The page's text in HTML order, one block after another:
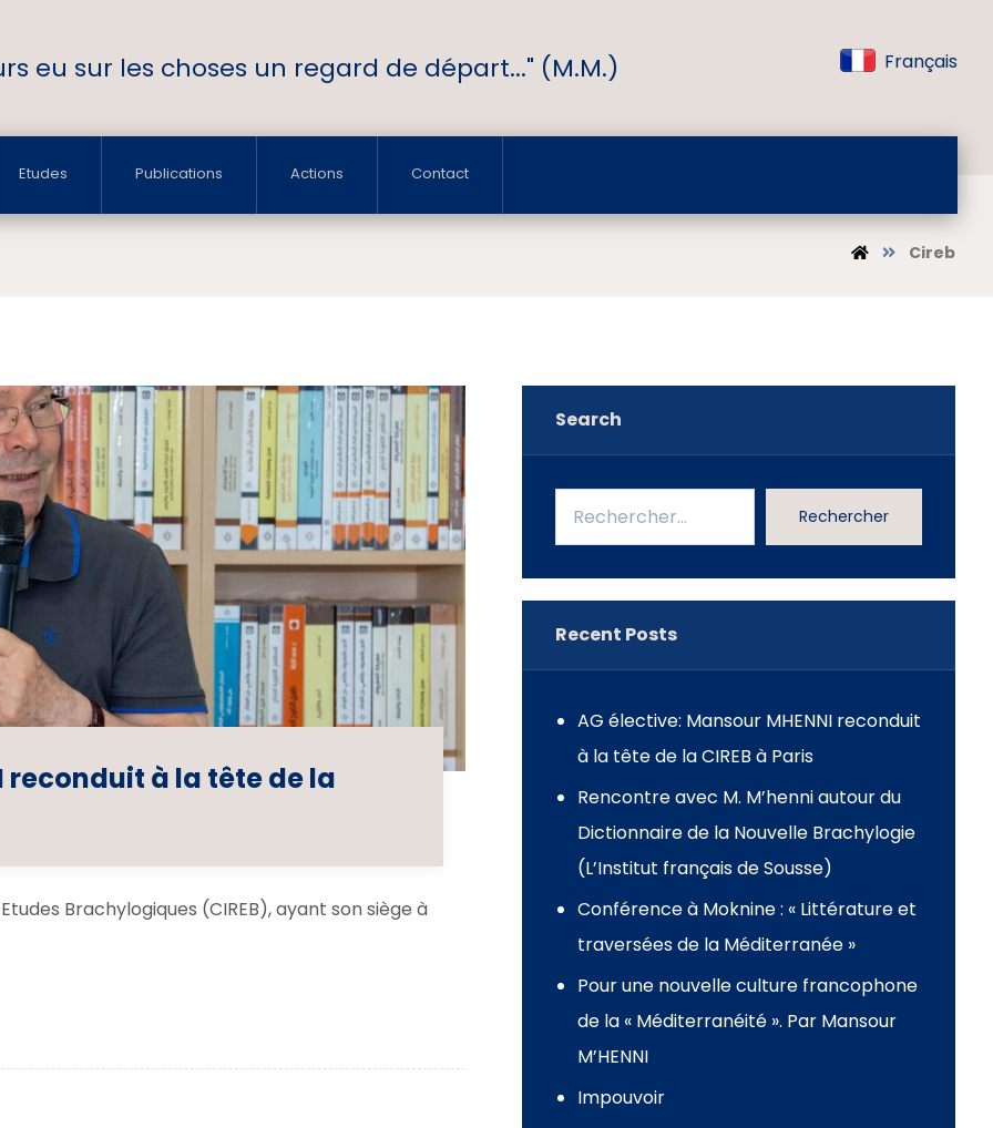
eu sur les choses un regard de départ..." (M.M.) Français
Etudes Publications Actions Contact
Cireb
reconduit à la tête de la
Brachylogiques (CIREB), ayant son siège à
Search
Rechercher
Recent Posts
AG élective: Mansour MHENNI reconduit
à la tête de la CIREB à Paris
Rencontre avec M. M’henni autour du
Dictionnaire de la Nouvelle Brachylogie
(L’Institut français de Sousse)
Conférence à Moknine : « Littérature et
traversées de la Méditerranée »
Pour une nouvelle culture francophone
de la « Méditerranéité ». Par Mansour
M’HENNI
Impouvoir